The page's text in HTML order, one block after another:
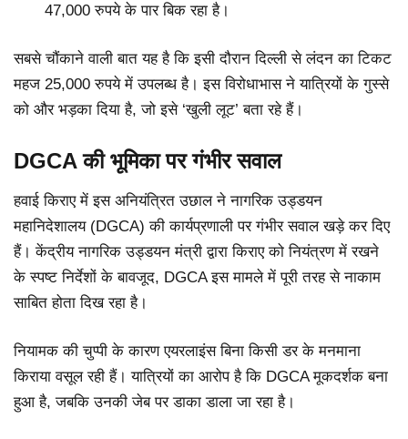
47,000 रुपये के पार बिक रहा है।
सबसे चौंकाने वाली बात यह है कि इसी दौरान दिल्ली से लंदन का टिकट
महज 25,000 रुपये में उपलब्ध है। इस विरोधाभास ने यात्रियों के गुस्से
को और भड़का दिया है, जो इसे ‘खुली लूट’ बता रहे हैं।
DGCA की भूमिका पर गंभीर सवाल
हवाई किराए में इस अनियंत्रित उछाल ने नागरिक उड्डयन
महानिदेशालय (DGCA) की कार्यप्रणाली पर गंभीर सवाल खड़े कर दिए
हैं। केंद्रीय नागरिक उड्डयन मंत्री द्वारा किराए को नियंत्रण में रखने
के स्पष्ट निर्देशों के बावजूद, DGCA इस मामले में पूरी तरह से नाकाम
साबित होता दिख रहा है।
नियामक की चुप्पी के कारण एयरलाइंस बिना किसी डर के मनमाना
किराया वसूल रही हैं। यात्रियों का आरोप है कि DGCA मूकदर्शक बना
हुआ है, जबकि उनकी जेब पर डाका डाला जा रहा है।